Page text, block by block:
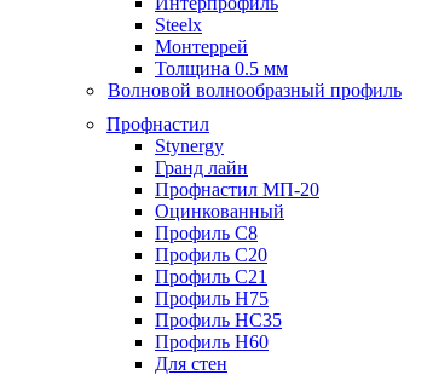
Steelx
Монтеррей
Толщина 0.5 мм
Волновой волнообразный профиль
Профнастил
Stynergy
Гранд лайн
Профнастил МП-20
Оцинкованный
Профиль С8
Профиль С20
Профиль С21
Профиль Н75
Профиль НС35
Профиль Н60
Для стен